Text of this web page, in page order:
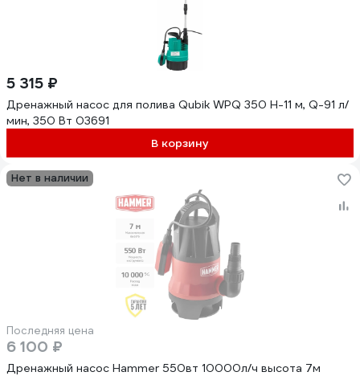
5 315 ₽
Дренажный насос для полива Qubik WPQ 350 Н-11 м, Q-91 л/
мин, 350 Вт 03691
В корзину
Нет в наличии
Последняя цена
6 100 ₽
Дренажный насос Hammer 550вт 10000л/ч высота 7м